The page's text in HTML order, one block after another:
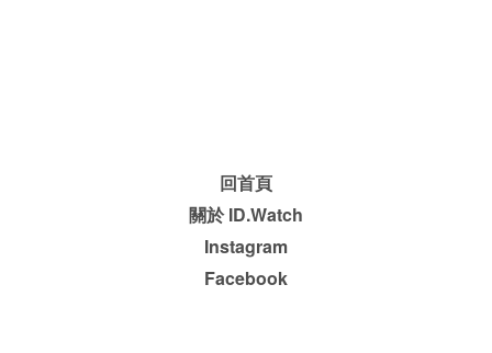
回首頁
關於 ID.Watch
Instagram
Facebook